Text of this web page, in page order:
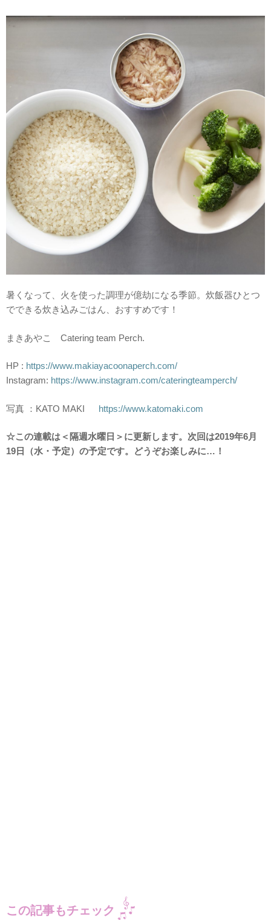
暑くなって、火を使った調理が億劫になる季節。炊飯器ひとつ
でできる炊き込みごはん、おすすめです！
まきあやこ Catering team Perch.
HP : https://www.makiayacoonaperch.com/
Instagram: https://www.instagram.com/cateringteamperch/
写真 ：KATO MAKI https://www.katomaki.com
☆この連載は＜隔週水曜日＞に更新します。次回は2019年6月
19日（水・予定）の予定です。どうぞお楽しみに…！
この記事もチェック